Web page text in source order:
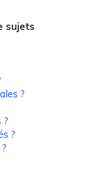
sujets
?
?
?